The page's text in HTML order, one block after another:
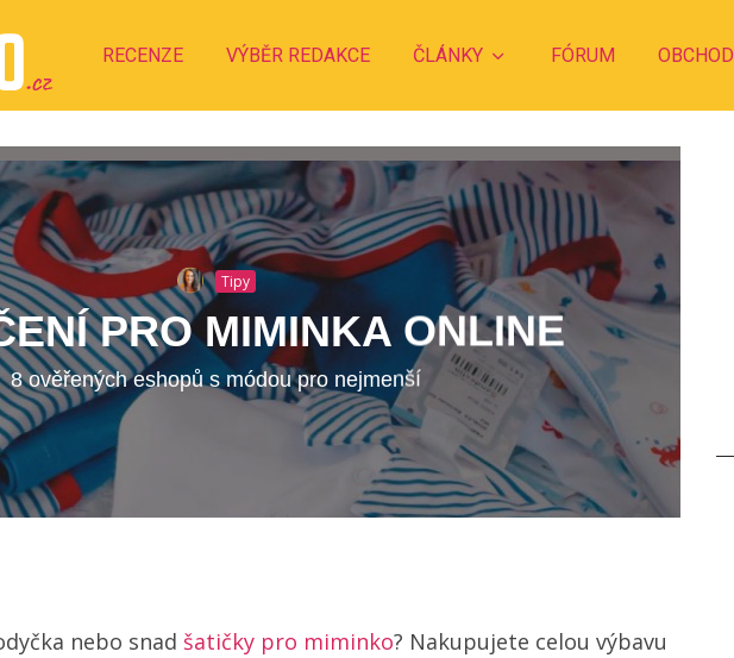
RECENZE VÝBĚR REDAKCE ČLÁNKY FÓRUM OBCHOD
Tipy
PRO MIMINKA ONLINE
8 ověřených eshopů s módou pro nejmenší
nebo snad šatičky pro miminko? Nakupujete celou výbavu